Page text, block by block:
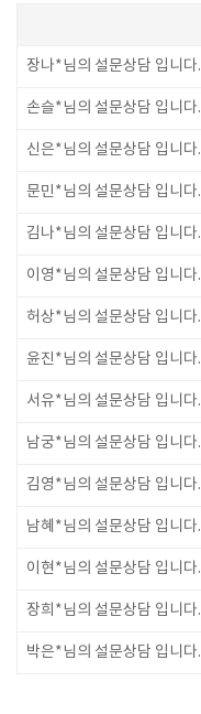
장나*님의 설문상담 입니다.
손슬*님의 설문상담 입니다.
신은*님의 설문상담 입니다.
문민*님의 설문상담 입니다.
김나*님의 설문상담 입니다.
이영*님의 설문상담 입니다.
허상*님의 설문상담 입니다.
윤진*님의 설문상담 입니다.
서유*님의 설문상담 입니다.
남궁*님의 설문상담 입니다.
김영*님의 설문상담 입니다.
남혜*님의 설문상담 입니다.
이현*님의 설문상담 입니다.
장희*님의 설문상담 입니다.
박은*님의 설문상담 입니다.